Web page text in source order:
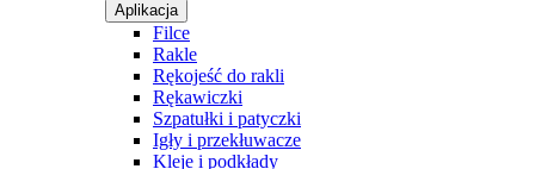
Aplikacja
Filce
Rakle
Rękojeść do rakli
Rękawiczki
Szpatułki i patyczki
Igły i przekłuwacze
Kleje i podkłady